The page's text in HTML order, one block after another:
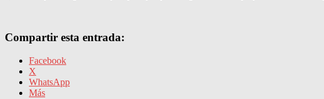
Compartir esta entrada:
Facebook
X
WhatsApp
Más